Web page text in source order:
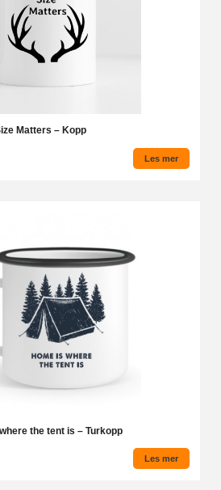
Matters – Kopp
Les mer
the tent is – Turkopp
Les mer